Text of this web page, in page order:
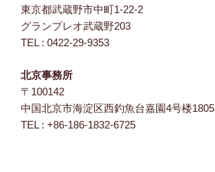
東京都武蔵野市中町1-22-2
グランプレオ武蔵野203
TEL : 0422-29-9353
北京事務所
〒100142
中国北京市海淀区西釣魚台嘉園4号楼1805
TEL : +86-186-1832-6725